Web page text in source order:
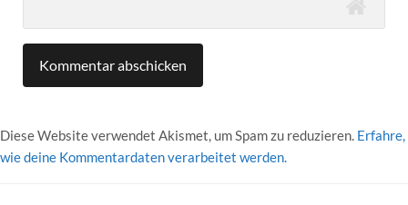
Diese Website verwendet Akismet, um Spam zu reduzieren. Erfahre,
wie deine Kommentardaten verarbeitet werden.